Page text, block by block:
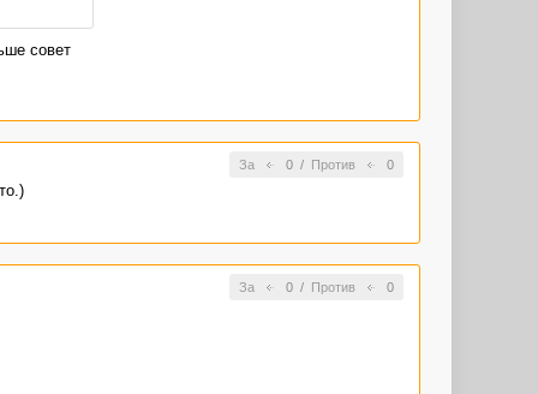
пока
совет
За 0/ Против 0
За 0/ Против 0